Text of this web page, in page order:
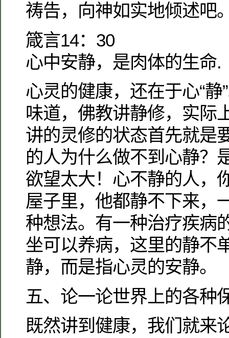
祷告，向神如实地倾述吧
箴言14：30
心中安静，是肉体的生命.
心灵的健康，还在于心“静
味道，佛教讲静修，实际
讲的灵修的状态首先就是
的人为什么做不到心静？
欲望太大！心不静的人，
屋子里，他都静不下来，
种想法。有一种治疗疾病
坐可以养病，这里的静不
静，而是指心灵的安静。
五、论一论世界上的各种
既然讲到健康，我们就来